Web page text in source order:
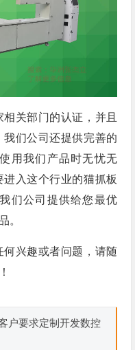
关部门的认证，并且
们公司还提供完善的
用我们产品时无忧无
入这个行业的猫抓板
们公司提供给您最优
。
兴趣或者问题，请随
户要求定制开发数控